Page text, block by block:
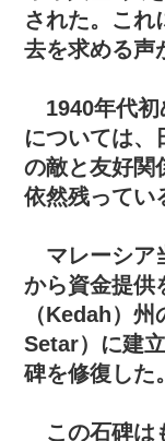
された。これ
去を求める声
1940年代初
については、
の敵と友好関
依然残ってい
マレーシア
から資金提供
（Kedah）
Setar）に建
碑を修復した。
この石碑は